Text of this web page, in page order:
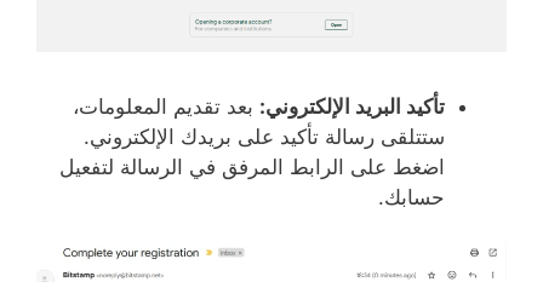
تأكيد البريد الإلكتروني: بعد تقديم المعلومات،
ستتلقى رسالة تأكيد على بريدك الإلكتروني.
اضغط على الرابط المرفق في الرسالة لتفعيل
حسابك.